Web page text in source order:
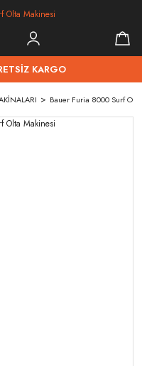
KARGO
Bauer Furia 8000 Surf